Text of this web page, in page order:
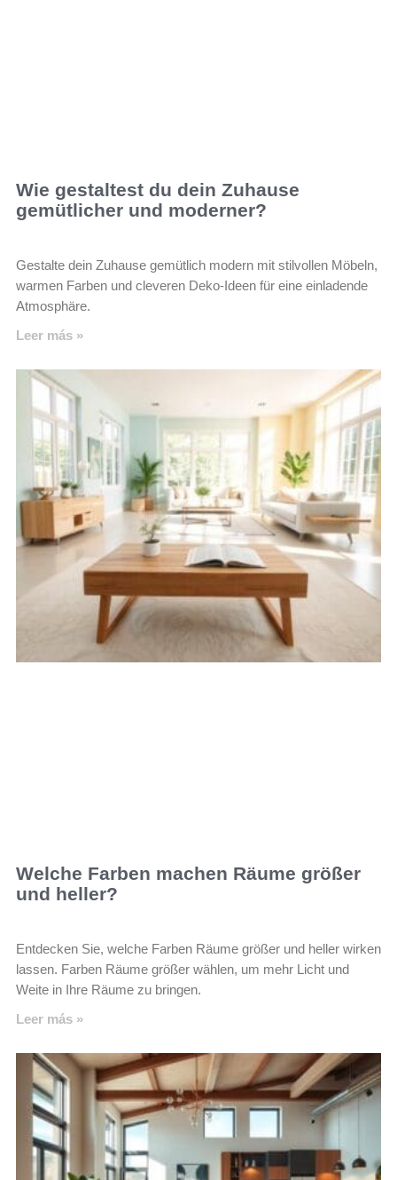
Wie gestaltest du dein Zuhause
gemütlicher und moderner?
Gestalte dein Zuhause gemütlich modern mit stilvollen Möbeln,
warmen Farben und cleveren Deko-Ideen für eine einladende
Atmosphäre.
Leer más »
Welche Farben machen Räume größer
und heller?
Entdecken Sie, welche Farben Räume größer und heller wirken
lassen. Farben Räume größer wählen, um mehr Licht und
Weite in Ihre Räume zu bringen.
Leer más »